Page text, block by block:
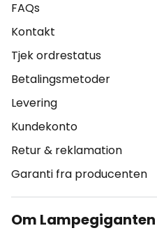
FAQs
Kontakt
Tjek ordrestatus
Betalingsmetoder
Levering
Kundekonto
Retur & reklamation
Garanti fra producenten
Om Lampegiganten